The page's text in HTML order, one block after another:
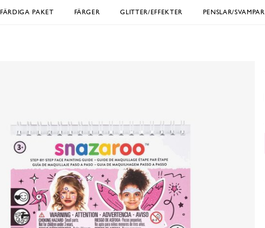
FÄRDIGA PAKET FÄRGER GLITTER/EFFEKTER PENSLAR/SVAMPAR